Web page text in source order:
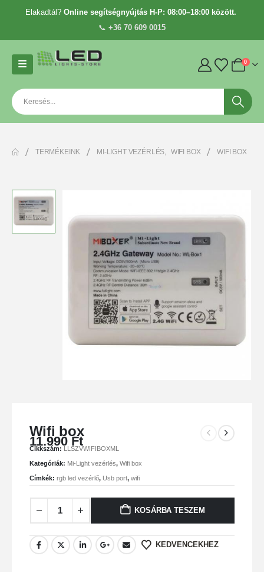
Elakadtál? Online segítségnyújtás H-P: 08:00–18:00 között.
📞 +36 70 609 0015
0
TERMÉKEINK MI-LIGHT VEZÉRLÉS, WIFI BOX WIFI BOX
Wifi box
11.990Ft
Cikkszám: LLSZVWIFIBOXML
Kategóriák: Mi-Light vezérlés, Wifi box
Címkék: rgb led vezérlő, Usb port, wifi
KOSÁRBA TESZEM
KEDVENCEKHEZ